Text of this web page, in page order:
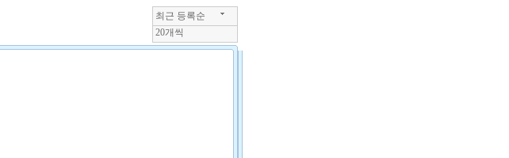
최근 등록순
20개씩